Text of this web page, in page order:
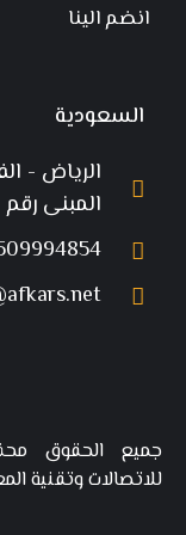
انضم الينا
السعودية
الرياض -
المبنى رقم 2231
للاتصالات وتقنية